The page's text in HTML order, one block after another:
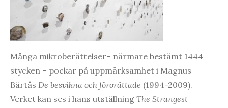
Många mikroberättelser– närmare bestämt 1444
stycken – pockar på uppmärksamhet i Magnus
Bärtås De besvikna och förorättade (1994-2009).
Verket kan ses i hans utställning The Strangest